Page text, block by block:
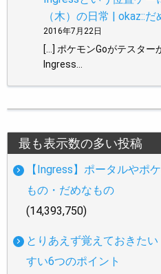
（木）の日常 | okaz::だ
2016年7月22日
[…] ポケモンGoがテスター
Ingress…
最も表示数の多い投稿
【Ingress】ポータルやポ
もの・だめなもの
(14,393,750)
とりあえず覚えておきた
すい6つのポイント